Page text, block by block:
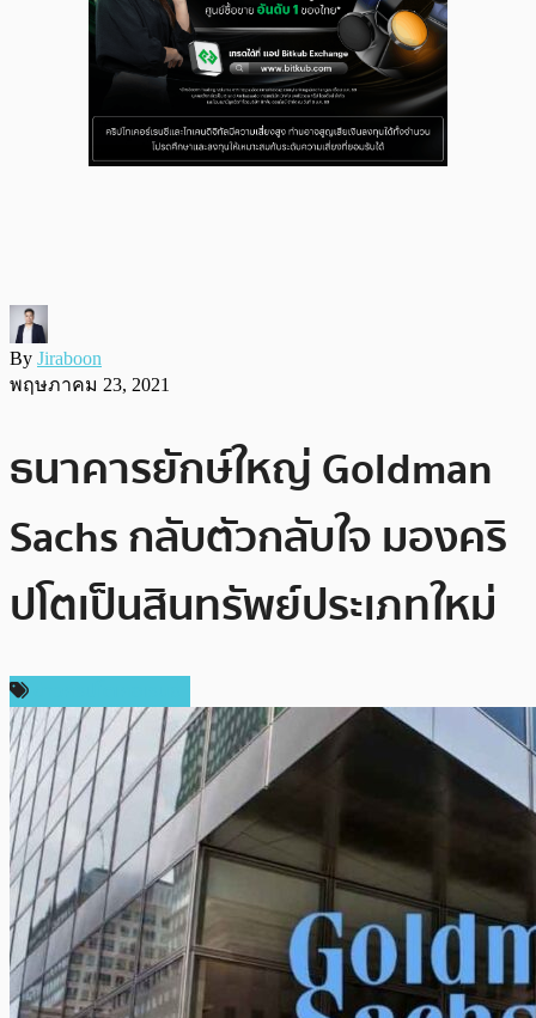
By Jiraboon
พฤษภาคม 23, 2021
ธนาคารยักษ์ใหญ่ Goldman
Sachs กลับตัวกลับใจ มองคริ
ปโตเป็นสินทรัพย์ประเภทใหม่